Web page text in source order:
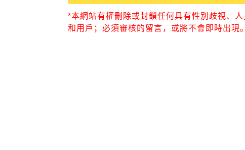
*本網站有權刪除或封鎖任何具有性別歧視、
和用戶；必須審核的留言，或將不會即時出現。